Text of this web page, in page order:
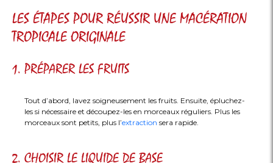
LES ÉTAPES POUR RÉUSSIR UNE MACÉRATION
TROPICALE ORIGINALE
1. PRÉPARER LES FRUITS
Tout d’abord, lavez soigneusement les fruits. Ensuite, épluchez-
les si nécessaire et découpez-les en morceaux réguliers. Plus les
morceaux sont petits, plus l’extraction sera rapide.
2. CHOISIR LE LIQUIDE DE BASE